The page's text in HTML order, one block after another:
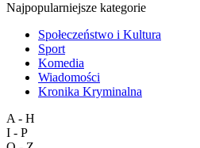
Najpopularniejsze kategorie
Społeczeństwo i Kultura
Sport
Komedia
Wiadomości
Kronika Kryminalna
A - H
I - P